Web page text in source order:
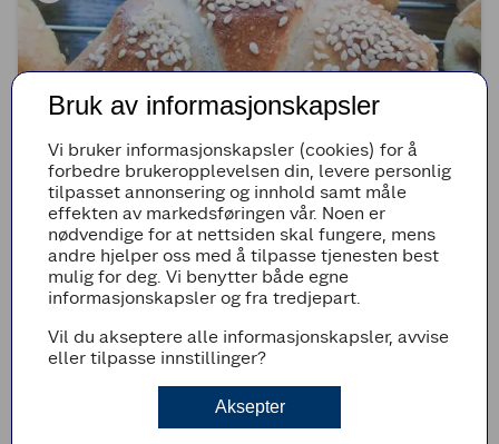
(5)
Grove horn med fyll
2t 12min Enkel
Bruk av informasjonskapsler
Vi bruker informasjonskapsler (cookies) for å
forbedre brukeropplevelsen din, levere personlig
tilpasset annonsering og innhold samt måle
effekten av markedsføringen vår. Noen er
nødvendige for at nettsiden skal fungere, mens
andre hjelper oss med å tilpasse tjenesten best
mulig for deg. Vi benytter både egne
informasjonskapsler og fra tredjepart.
Vil du akseptere alle informasjonskapsler, avvise
eller tilpasse innstillinger?
Aksepter